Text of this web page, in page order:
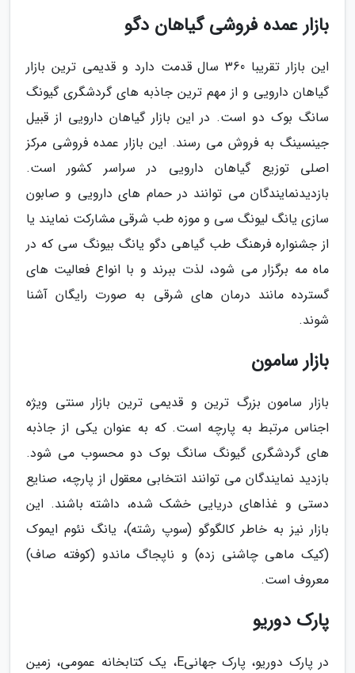
بازار عمده فروشی گیاهان دگو
این بازار تقریبا 360 سال قدمت دارد و قدیمی ترین بازار
گیاهان دارویی و از مهم ترین جاذبه های گردشگری گیونگ
سانگ بوک دو است. در این بازار گیاهان دارویی از قبیل
جینسینگ به فروش می رسند. این بازار عمده فروشی مرکز
اصلی توزیع گیاهان دارویی در سراسر کشور است.
بازدیدنمایندگان می توانند در حمام های دارویی و صابون
سازی یانگ لیونگ سی و موزه طب شرقی مشارکت نمایند یا
از جشنواره فرهنگ طب گیاهی دگو یانگ بیونگ سی که در
ماه مه برگزار می شود، لذت ببرند و با انواع فعالیت های
گسترده مانند درمان های شرقی به صورت رایگان آشنا
شوند.
بازار سامون
بازار سامون بزرگ ترین و قدیمی ترین بازار سنتی ویژه
اجناس مرتبط به پارچه است. که به عنوان یکی از جاذبه
های گردشگری گیونگ سانگ بوک دو محسوب می شود.
بازدید نمایندگان می توانند انتخابی معقول از پارچه، صنایع
دستی و غذاهای دریایی خشک شده، داشته باشند. این
بازار نیز به خاطر کالگوگو (سوپ رشته)، یانگ نئوم ایموک
(کیک ماهی چاشنی زده) و ناپجاگ ماندو (کوفته صاف)
معروف است.
پارک دوریو
در پارک دوریو، پارک جهانیE، یک کتابخانه عمومی، زمین